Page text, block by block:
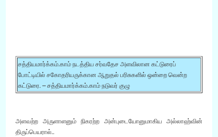
சத்தியமார்க்கம்.காம் நடத்திய சர்வதேச அளவிலான கட்டுரைப்
போட்டியில் சகோதரியருக்கான ஆறுதல் பரிசுகளில் ஒன்றை வென்ற
கட்டுரை. – சத்தியமார்க்கம்.காம் நடுவர் குழு
அளவற்ற அருளாளனும் நிகரற்ற அன்புடையோனுமாகிய அல்லாஹ்வின்
திருப்பெயரால்..